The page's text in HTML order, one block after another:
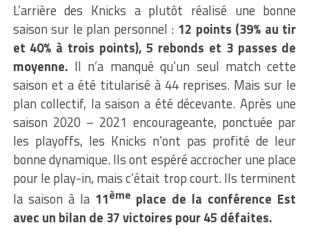
L’arrière des Knicks a plutôt réalisé une bonne
saison sur le plan personnel : 12 points (39% au tir
et 40% à trois points), 5 rebonds et 3 passes de
moyenne. Il n’a manqué qu’un seul match cette
saison et a été titularisé à 44 reprises. Mais sur le
plan collectif, la saison a été décevante. Après une
saison 2020 – 2021 encourageante, ponctuée par
les playoffs, les Knicks n’ont pas profité de leur
bonne dynamique. Ils ont espéré accrocher une place
pour le play-in, mais c’était trop court. Ils terminent
la saison à la 11ème place de la conférence Est
avec un bilan de 37 victoires pour 45 défaites.